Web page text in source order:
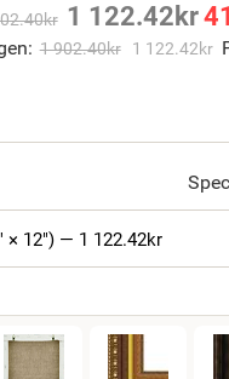
kr 1 122.42 kr
1 902.40kr 1 122.42kr
× 12") — 1 122.42kr